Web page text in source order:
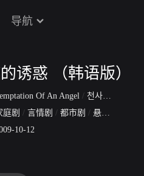
导航
诱惑 （韩语版）
Of An Angel / 천사의 유혹
庭剧 / 言情剧 / 都市剧 / 悬疑剧
10-12